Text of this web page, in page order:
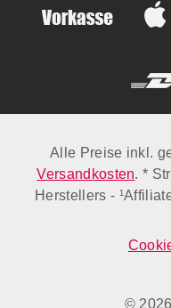
Alle Preise inkl.
Versandkosten. *
Herstellers -
©